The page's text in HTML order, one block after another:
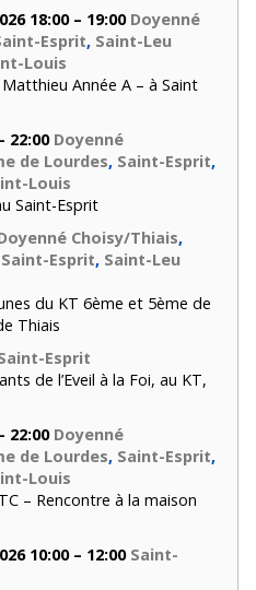
18:00 – 19:00 Doyenné
Esprit, Saint-Leu
Louis
Année A – à Saint
22:00 Doyenné
de Lourdes, Saint-Esprit,
Louis
Saint-Esprit
Choisy/Thiais,
Saint-Esprit, Saint-Leu
du KT 6ème et 5ème de
Thiais
Esprit
de l’Eveil à la Foi, au KT,
22:00 Doyenné
de Lourdes, Saint-Esprit,
Louis
– Rencontre à la maison
10:00 – 12:00 Saint-